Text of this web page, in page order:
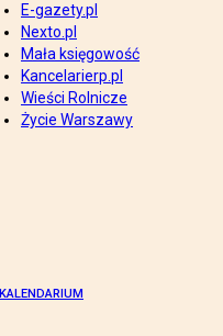
E-gazety.pl
Nexto.pl
Mała księgowość
Kancelarierp.pl
Wieści Rolnicze
Życie Warszawy
KALENDARIUM